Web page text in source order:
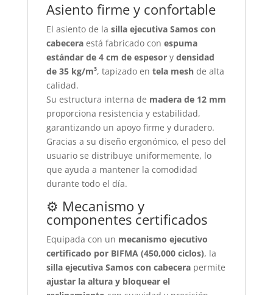
Asiento firme y confortable
El asiento de la silla ejecutiva Samos con
cabeceraestá fabricado con espuma
estándar de 4 cm de espesory densidad
de 35 kg/m³, tapizado en tela meshde alta
calidad.
Su estructura interna de madera de 12 mm
proporciona resistencia y estabilidad,
garantizando un apoyo firme y duradero.
Gracias a su diseño ergonómico, el peso del
usuario se distribuye uniformemente, lo
que ayuda a mantener la comodidad
durante todo el día.
⚙️ Mecanismo y
componentes certificados
Equipada con un mecanismo ejecutivo
certificado por BIFMA (450,000 ciclos), la
silla ejecutiva Samos con cabecerapermite
ajustar la altura y bloquear el